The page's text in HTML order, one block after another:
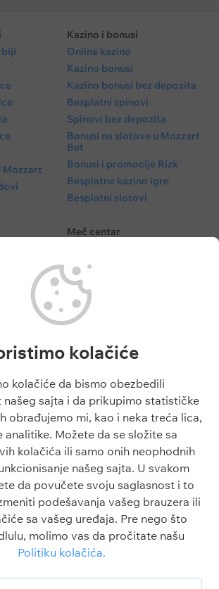
Mozzart
Kazino i bonusi
Online kazino
Kazino bonusi
Kazino bonusi bez depozita
Besplatni spinovi
Spinovi bez depozita
Bonusi na slotove u Mozzart
Bet
Bonusi i promocije Rizk
Besplatne kazino igre
Besplatni slotovi
Meč centar
Fudbalske utakmice danas
Superliga Srbije
Liga Šampiona
Liga Evrope
Engleska Premijer Liga
O sajtu
O nama
Kontakt
Odgovorno igranje
Politika privatnosti
Uslovi korišćenja
Politika kolačića
za klađenje. Celokupni sadržaj na ovom sajtu je
kolačiće
kolačiće da bismo obezbedili
sajta i da prikupimo statističke
obrađujemo mi, kao i neka treća lica,
analitike. Možete da se složite sa
kolačića ili samo onih neophodnih
našeg sajta. U svakom
da povučete svoju saglasnost i to
podešavanja vašeg brauzera ili
sa vašeg uređaja. Pre nego što
molimo vas da pročitate našu
Politiku kolačića.